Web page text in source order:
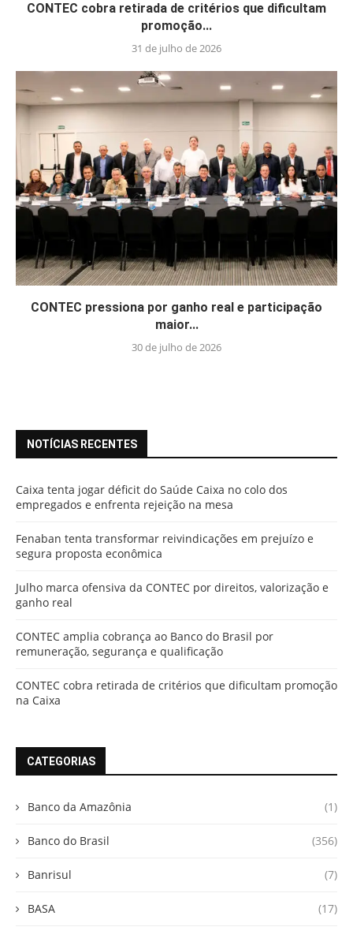
CONTEC cobra retirada de critérios que dificultam
promoção...
31 de julho de 2026
CONTEC pressiona por ganho real e participação
maior...
30 de julho de 2026
NOTÍCIAS RECENTES
Caixa tenta jogar déficit do Saúde Caixa no colo dos
empregados e enfrenta rejeição na mesa
Fenaban tenta transformar reivindicações em prejuízo e
segura proposta econômica
Julho marca ofensiva da CONTEC por direitos, valorização e
ganho real
CONTEC amplia cobrança ao Banco do Brasil por
remuneração, segurança e qualificação
CONTEC cobra retirada de critérios que dificultam promoção
na Caixa
CATEGORIAS
Banco da Amazônia (1)
Banco do Brasil (356)
Banrisul (7)
BASA (17)